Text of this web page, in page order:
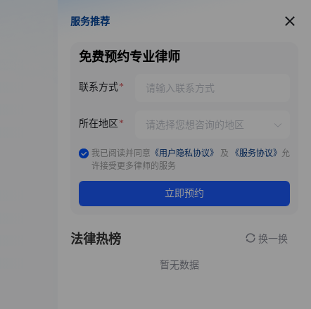
服务推荐
服务推荐
免费预约专业律师
联系方式
所在地区
我已阅读并同意 《用户隐私协议》 及 《服务协议》 允
许接受更多律师的服务
立即预约
法律热榜 换一换
暂无数据